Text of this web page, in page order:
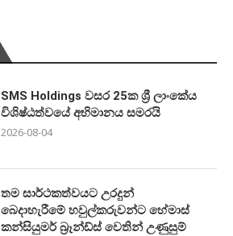
SMS Holdings වසර 25ක ශ්‍රී ලාංකේය
විශිෂ්ඨත්වයේ අභිමානය සමරයි
2026-08-04
තම සාර්ථකත්වයට උරදුන්
බෙදාහැරීමේ හවුල්කරුවන්ට හේමාස්
කන්සියුමර් බ්‍රෑන්ඩ්ස් වෙතින් උණුසුම්